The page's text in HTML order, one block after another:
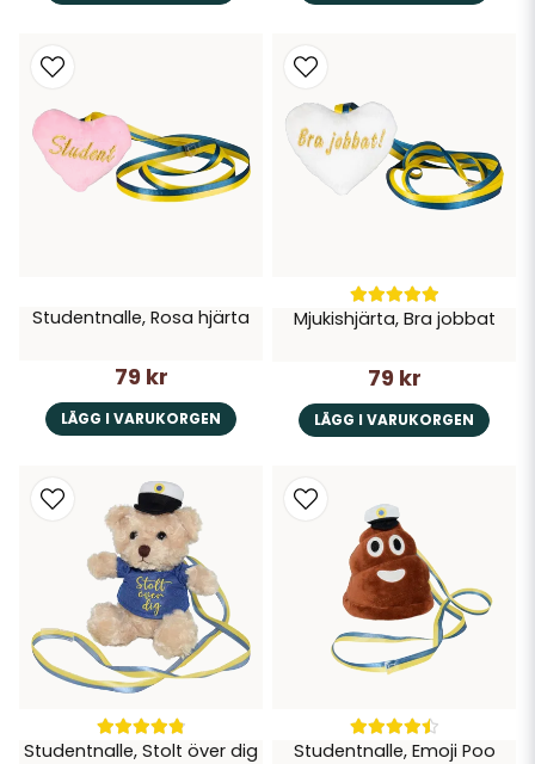
Studentnalle, Rosa hjärta
79 kr
LÄGG I VARUKORGEN
Mjukishjärta, Bra jobbat
79 kr
LÄGG I VARUKORGEN
Studentnalle, Stolt över dig Studentnalle, Emoji Poo